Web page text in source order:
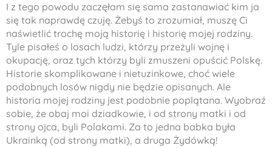
I z tego powodu zaczęłam się sama zastanawiać kim ja
się tak naprawdę czuję. Żebyś to zrozumiał, muszę Ci
naświetlić trochę moją historię i historię mojej rodziny.
Tyle pisałeś o losach ludzi, którzy przeżyli wojnę i
okupację, oraz tych którzy byli zmuszeni opuścić Polskę.
Historie skomplikowane i nietuzinkowe, choć wiele
podobnych losów nigdy nie będzie opisanych. Ale
historia mojej rodziny jest podobnie poplątana. Wyobraź
sobie, że obaj moi dziadkowie, i od strony matki i od
strony ojca, byli Polakami. Za to jedna babka była
Ukrainką (od strony matki), a druga Żydówką!